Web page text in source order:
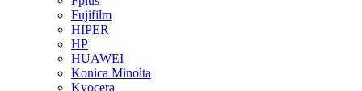
Fujifilm
HIPER
HP
HUAWEI
Konica Minolta
Kyocera